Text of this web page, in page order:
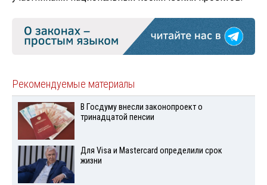
Рекомендуемые материалы
В Госдуму внесли законопроект о
тринадцатой пенсии
Для Visа и Mastercard определили срок
жизни